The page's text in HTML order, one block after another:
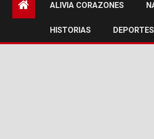
ALIVIA CORAZONES
HISTORIAS DEPORTES